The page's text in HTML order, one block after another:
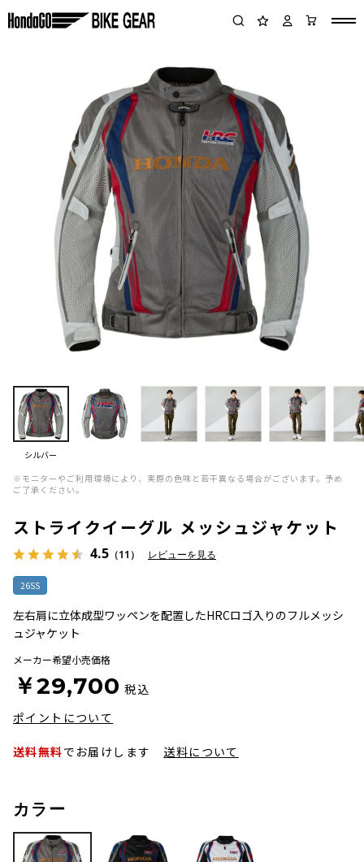
シルバー
※モニターやご利用環境により、実際の色味と若干異なる場合がございます。予め
ご了承ください。
26SS
左右肩に立体成型ワッペンを配置したHRCロゴ入りのフルメッシ
ュジャケット
ストライクイーグル メッシュジャケット
4.5 （11） レビューを見る
メーカー希望小売価格
￥29,700 税込
ポイントについて
送料無料でお届けします 送料について
カラー